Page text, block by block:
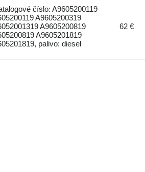
číslo: A9605200119
A9605200319
A9605200819
A9605201819
palivo: diesel
62 €